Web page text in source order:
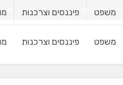
משפט פיננסים וצרכנותלימודים וקריירה השקעות משפט
משפט פיננסים וצרכנות